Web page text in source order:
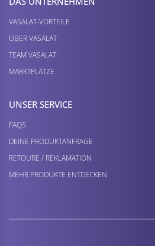
VASALAT-VORTEILE
ÜBER VASALAT
TEAM VASALAT
MARKTPLÄTZE
UNSER SERVICE
FAQS
DEINE PRODUKTANFRAGE
RETOURE / REKLAMATION
MEHR PRODUKTE ENTDECKEN